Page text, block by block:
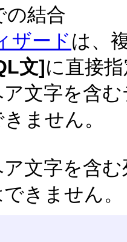
の結合
ザードは、
文]に直接
文字を含
ません。
文字を含
きません。